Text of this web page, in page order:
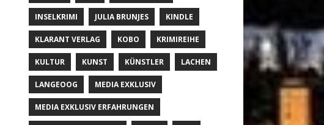
INSELKRIMI JULIA BRUNJES KINDLE
KLARANT VERLAG KOBO KRIMIREIHE
KULTUR KUNST KÜNSTLER LACHEN
LANGEOOG MEDIA EXKLUSIV
MEDIA EXKLUSIV ERFAHRUNGEN